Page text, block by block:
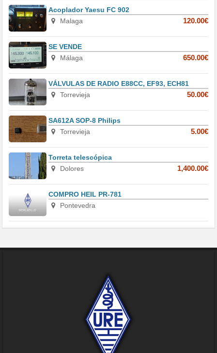
Acoplador Yaesu FC 902
Malaga
120.00€
SE VENDE
Málaga
650.00€
VÁLVULAS DE RADIO E88CC, EF93, ECH81
Torrevieja
50.00€
SA612A SOP-8 Philips
Torrevieja
5.00€
Torreta telescópica
Dolores
1,400.00€
COMPRO HEIL PR-781
Pontevedra